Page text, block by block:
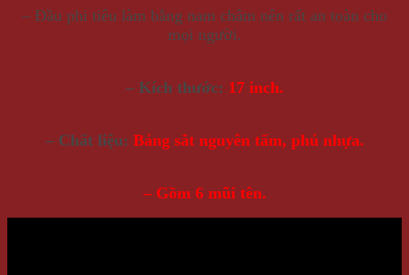
– Đầu phi tiêu làm bằng nam châm nên rất an toàn cho
mọi người.
– Kích thước: 17 inch.
– Chất liệu: Bảng sắt nguyên tấm, phủ nhựa.
– Gồm 6 mũi tên.